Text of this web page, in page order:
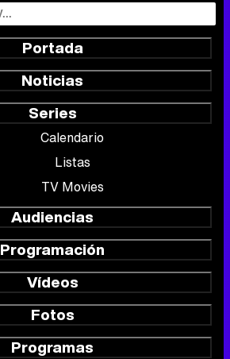
Portada
Noticias
Series
Calendario
Listas
TV Movies
Audiencias
Programación
Vídeos
Fotos
Programas